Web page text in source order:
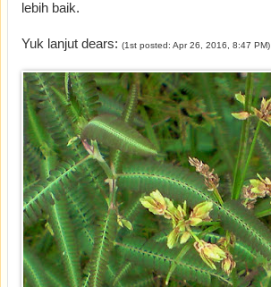
lebih baik.
Yuk lanjut dears: (1st posted: Apr 26, 2016, 8:47 PM)